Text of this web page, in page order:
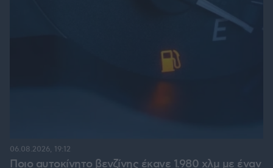
Ποιο αυτοκίνητο βενζίνης έκανε 1.980 χλμ με έναν
06.08.2026, 19:12